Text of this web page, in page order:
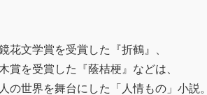
花文学賞を受賞した『折鶴』、
賞を受賞した『蔭桔梗』などは、
の世界を舞台にした「人情もの」小説。